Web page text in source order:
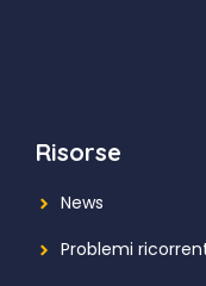
Risorse
News
Problemi